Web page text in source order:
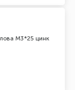
М3*25 цинк